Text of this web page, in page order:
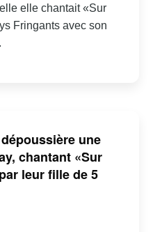
elle chantait «Sur
Fringants avec son
une
chantant «Sur
leur fille de 5